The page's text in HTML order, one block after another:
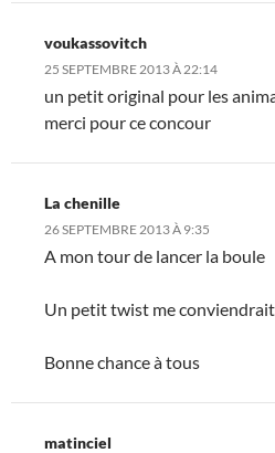
voukassovitch
25 SEPTEMBRE 2013 À 22:14
un petit original pour les
merci pour ce concour
La chenille
26 SEPTEMBRE 2013 À 9:35
A mon tour de lancer la boule
Un petit twist me conviendrait
Bonne chance à tous
matinciel